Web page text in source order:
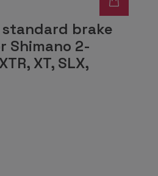
standard brake
Shimano 2-
XT, SLX,